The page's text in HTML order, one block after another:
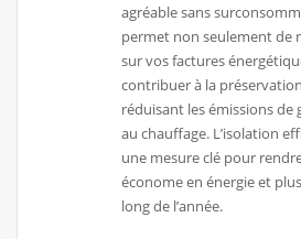
agréable sans
permet non seulement de
sur vos factures
contribuer à la
réduisant les émissions de
au chauffage. L’isolation
une mesure clé pour
économe en énergie et
long de l’année.